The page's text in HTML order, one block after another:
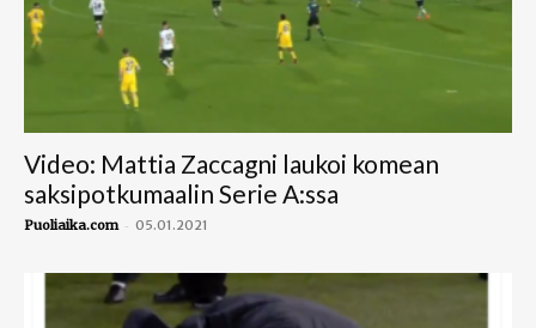
Video: Mattia Zaccagni laukoi komean
saksipotkumaalin Serie A:ssa
Puoliaika.com - 05.01.2021